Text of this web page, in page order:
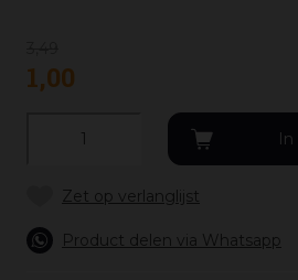
1,00
Product delen via Whatsapp